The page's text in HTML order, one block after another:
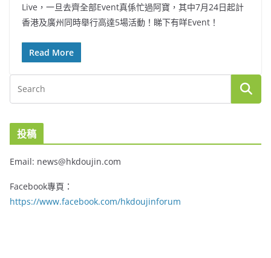
Live，一旦去齊全部Event真係忙過阿寶，其中7月24日起計
香港及廣州同時舉行高達5場活動！睇下有咩Event！
Read More
投稿
Email: news@hkdoujin.com
Facebook專頁：
https://www.facebook.com/hkdoujinforum